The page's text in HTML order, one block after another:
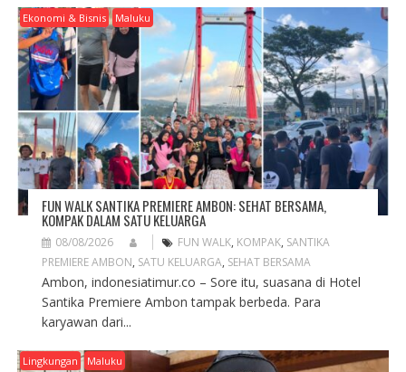
Ekonomi & Bisnis Maluku
FUN WALK SANTIKA PREMIERE AMBON: SEHAT BERSAMA,
KOMPAK DALAM SATU KELUARGA
08/08/2026 FUN WALK, KOMPAK, SANTIKA
PREMIERE AMBON, SATU KELUARGA, SEHAT BERSAMA
Ambon, indonesiatimur.co – Sore itu, suasana di Hotel
Santika Premiere Ambon tampak berbeda. Para
karyawan dari...
Lingkungan Maluku